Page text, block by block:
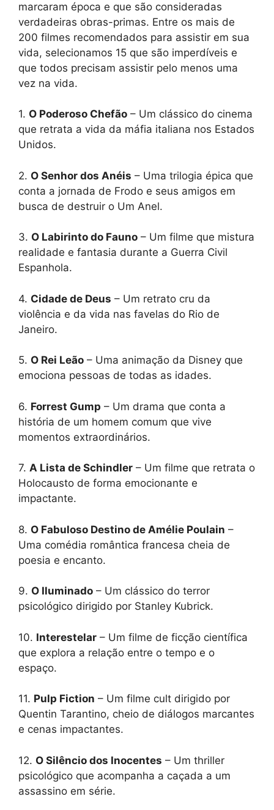
marcaram época e que são consideradas
verdadeiras obras-primas. Entre os mais de
200 filmes recomendados para assistir em sua
vida, selecionamos 15 que são imperdíveis e
que todos precisam assistir pelo menos uma
vez na vida.
1. O Poderoso Chefão – Um clássico do cinema
que retrata a vida da máfia italiana nos Estados
Unidos.
2. O Senhor dos Anéis – Uma trilogia épica que
conta a jornada de Frodo e seus amigos em
busca de destruir o Um Anel.
3. O Labirinto do Fauno – Um filme que mistura
realidade e fantasia durante a Guerra Civil
Espanhola.
4. Cidade de Deus – Um retrato cru da
violência e da vida nas favelas do Rio de
Janeiro.
5. O Rei Leão – Uma animação da Disney que
emociona pessoas de todas as idades.
6. Forrest Gump – Um drama que conta a
história de um homem comum que vive
momentos extraordinários.
7. A Lista de Schindler – Um filme que retrata o
Holocausto de forma emocionante e
impactante.
8. O Fabuloso Destino de Amélie Poulain –
Uma comédia romântica francesa cheia de
poesia e encanto.
9. O Iluminado – Um clássico do terror
psicológico dirigido por Stanley Kubrick.
10. Interestelar – Um filme de ficção científica
que explora a relação entre o tempo e o
espaço.
11. Pulp Fiction – Um filme cult dirigido por
Quentin Tarantino, cheio de diálogos marcantes
e cenas impactantes.
12. O Silêncio dos Inocentes – Um thriller
psicológico que acompanha a caçada a um
assassino em série.